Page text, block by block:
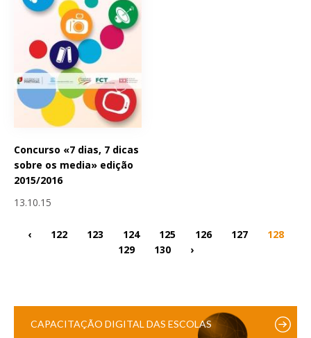
Concurso «7 dias, 7 dicas
sobre os media» edição
2015/2016
13.10.15
‹ 122 123 124 125 126 127
128
129
130 ›
CAPACITAÇÃO DIGITAL DAS ESCOLAS